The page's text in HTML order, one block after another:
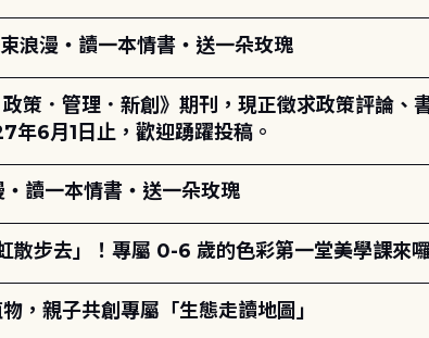
浪漫・讀一本情書・送一朵玫瑰
策．管理．新創》期刊，現正徵求政策評論、
6月1日止，歡迎踴躍投稿。
讀一本情書・送一朵玫瑰
散步去」！專屬 0-6 歲的色彩第一堂美學課來
，親子共創專屬「生態走讀地圖」